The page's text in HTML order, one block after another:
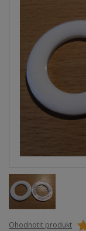
Ohodnotit produkt